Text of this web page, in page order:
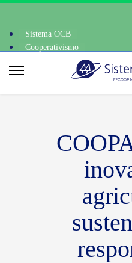
Sistema OCB
Cooperativismo